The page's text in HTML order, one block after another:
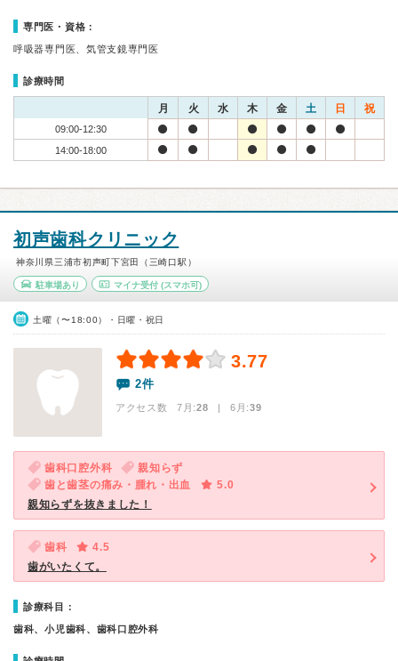
専門医・資格：
呼吸器専門医、気管支鏡専門医
診療時間
月 火 水 木 金 土 日 祝
09:00-12:30
14:00-18:00
初声歯科クリニック
神奈川県三浦市初声町下宮田（三崎口駅）
駐車場あり マイナ受付(スマホ可)
土曜（〜18:00）・日曜・祝日
3.77
2件
アクセス数 7月:28 | 6月:39
歯科口腔外科
親知らず
歯と歯茎の痛み・腫れ・出血
5.0
親知らずを抜きました！
歯科
4.5
歯がいたくて。
診療科目：
歯科、小児歯科、歯科口腔外科